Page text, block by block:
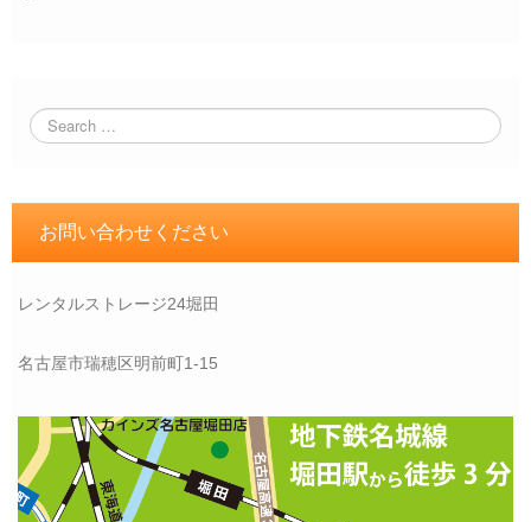
お問い合わせください
レンタルストレージ24堀田
名古屋市瑞穂区明前町1-15